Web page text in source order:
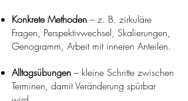
Konkrete Methoden – z. B. zirkuläre
Fragen, Perspektivwechsel, Skalierungen,
Genogramm, Arbeit mit inneren Anteilen.
Alltagsübungen – kleine Schritte zwischen
Terminen, damit Veränderung spürbar